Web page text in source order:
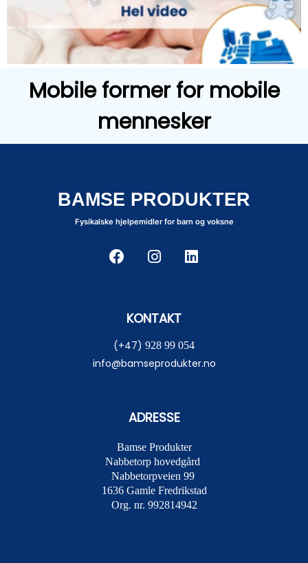
Mobile former for mobile
mennesker
BAMSE PRODUKTER
Fysikalske hjelpemidler for barn og voksne
KONTAKT
(+47) 928 99 054
info@bamseprodukter.no
ADRESSE
Bamse Produkter
Nabbetorp hovedgård
Nabbetorpveien 99
1636 Gamle Fredrikstad
Org. nr. 992814942